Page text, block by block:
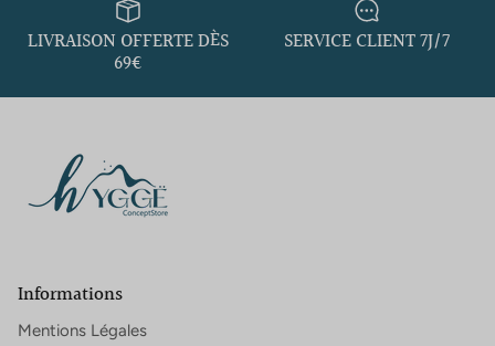
LIVRAISON OFFERTE DÈS
69€
SERVICE CLIENT 7J/7
Informations
Mentions Légales